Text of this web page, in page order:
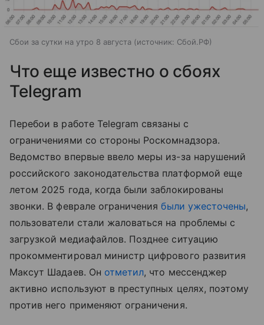
Сбои за сутки на утро 8 августа источник: Сбой.РФ
Что еще известно о сбоях
Telegram
Перебои в работе Telegram связаны с
ограничениями со стороны Роскомнадзора.
Ведомство впервые ввело меры из-за нарушений
российского законодательства платформой еще
летом 2025 года, когда были заблокированы
звонки. В феврале ограничениябыли ужесточены,
пользователи стали жаловаться на проблемы с
загрузкой медиафайлов. Позднее ситуацию
прокомментировал министр цифрового развития
Максут Шадаев. Он отметил, что мессенджер
активно используют в преступных целях, поэтому
против него применяют ограничения.